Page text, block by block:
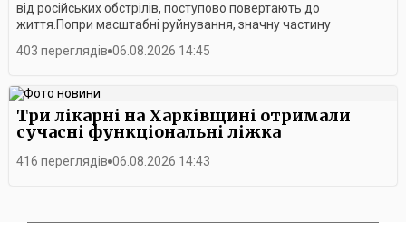
від російських обстрілів, поступово повертають до
життя.Попри масштабні руйнування, значну частину
завершили один із ключових етапів відновлення будинку.
403 переглядів 06.08.2026 14:45
Три лікарні на Харківщині отримали
сучасні функціональні ліжка
416 переглядів 06.08.2026 14:43